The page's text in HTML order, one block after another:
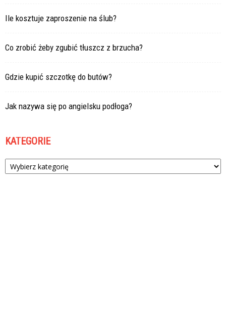
Ile kosztuje zaproszenie na ślub?
Co zrobić żeby zgubić tłuszcz z brzucha?
Gdzie kupić szczotkę do butów?
Jak nazywa się po angielsku podłoga?
KATEGORIE
Kategorie